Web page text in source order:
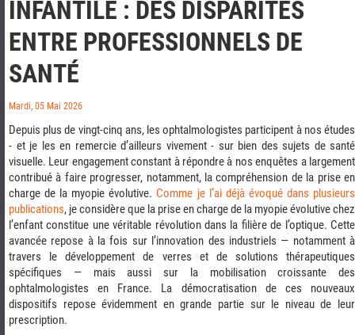
INFANTILE : DES DISPARITÉS
ENTRE PROFESSIONNELS DE
SANTÉ
Mardi, 05 Mai 2026
Depuis plus de vingt-cinq ans, les ophtalmologistes participent à nos études
- et je les en remercie d’ailleurs vivement - sur bien des sujets de santé
visuelle. Leur engagement constant à répondre à nos enquêtes a largement
contribué à faire progresser, notamment, la compréhension de la prise en
charge de la myopie évolutive. Comme je l’ai déjà évoqué dans plusieurs
publications, je considère que la prise en charge de la myopie évolutive chez
l’enfant constitue une véritable révolution dans la filière de l’optique. Cette
avancée repose à la fois sur l’innovation des industriels — notamment à
travers le développement de verres et de solutions thérapeutiques
spécifiques — mais aussi sur la mobilisation croissante des
ophtalmologistes en France. La démocratisation de ces nouveaux
dispositifs repose évidemment en grande partie sur le niveau de leur
prescription.